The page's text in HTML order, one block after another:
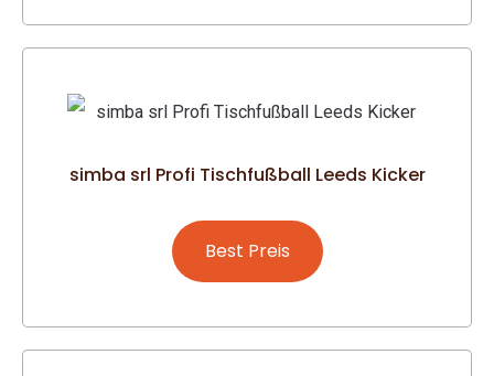
simba srl Profi Tischfußball Leeds Kicker
Best Preis